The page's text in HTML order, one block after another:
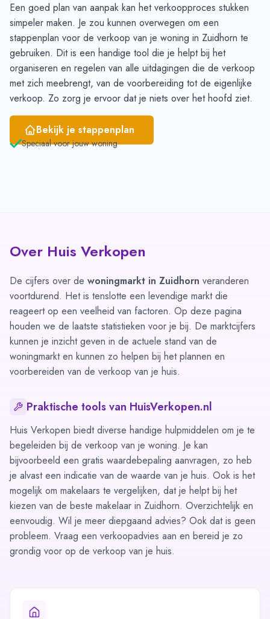
Mei
31
50
Juni
35 42
Een goed plan van aanpak kan het verkoopproces stukken
simpeler maken. Je zou kunnen overwegen om een
stappenplan voor de verkoop van je woning in Zuidhorn te
gebruiken. Dit is een handige tool die je helpt bij het
organiseren en regelen van alle uitdagingen die de verkoop
met zich meebrengt, van de voorbereiding tot de eigenlijke
verkoop. Zo zorg je ervoor dat je niets over het hoofd ziet.
Bekijk je stappenplan
Speciaal voor jouw woning
Over Huis Verkopen
De cijfers over de woningmarkt in Zuidhorn veranderen
voortdurend. Het is tenslotte een levendige markt die
reageert op een veelheid van factoren. Op deze pagina
houden we de laatste statistieken voor je bij. De marktcijfers
kunnen je inzicht geven in de actuele stand van de
woningmarkt en kunnen zo helpen bij het plannen en
voorbereiden van de verkoop van je huis.
Praktische tools van HuisVerkopen.nl
Huis Verkopen biedt diverse handige hulpmiddelen om je te
begeleiden bij de verkoop van je woning. Je kan
bijvoorbeeld een gratis waardebepaling aanvragen, zo heb
je alvast een indicatie van de waarde van je huis. Ook is het
mogelijk om makelaars te vergelijken, dat je helpt bij het
kiezen van de beste makelaar in Zuidhorn. Overzichtelijk en
eenvoudig. Wil je meer diepgaand advies? Ook dat is geen
probleem. Vraag een verkoopadvies aan en bereid je zo
grondig voor op de verkoop van je huis.